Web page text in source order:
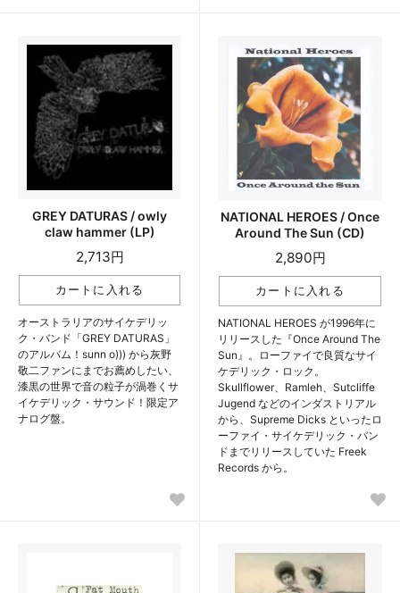
GREY DATURAS / owly
claw hammer (LP)
2,713円
オーストラリアのサイケデリッ
ク・バンド「GREY DATURAS」
のアルバム！sunn o))) から灰野
敬二ファンにまでお薦めしたい、
漆黒の世界で音の粒子が渦巻くサ
イケデリック・サウンド！限定ア
ナログ盤。
NATIONAL HEROES / Once
Around The Sun (CD)
2,890円
NATIONAL HEROES が1996年に
リリースした『Once Around The
Sun』。ローファイで良質なサイ
ケデリック・ロック。
Skullflower、Ramleh、Sutcliffe
Jugend などのインダストリアル
から、Supreme Dicks といったロ
ーファイ・サイケデリック・バン
ドまでリリースしていた Freek
Records から。